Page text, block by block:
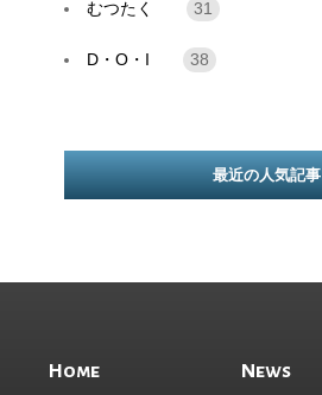
最近の人気記事
むつたく 31
D・O・I 38
Home News